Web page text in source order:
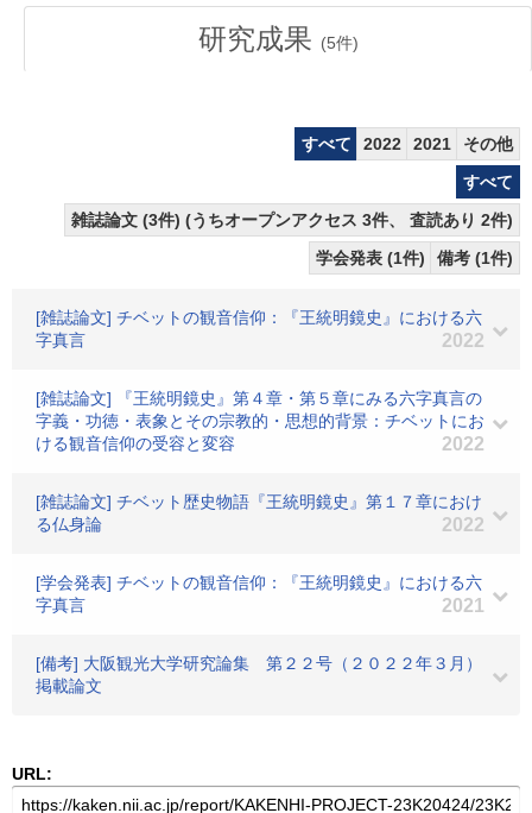
研究成果 (5件)
すべて 2022 2021
その他
すべて
雑誌論文 (3件) (うちオープンアクセス 3件、 査読あり 2件)
学会発表 (1件)
備考 (1件)
[雑誌論文] チベットの観音信仰：『王統明鏡史』における六
字真言
2022
[雑誌論文] 『王統明鏡史』第４章・第５章にみる六字真言の
字義・功徳・表象とその宗教的・思想的背景：チベットにお
ける観音信仰の受容と変容
2022
[雑誌論文] チベット歴史物語『王統明鏡史』第１７章におけ
る仏身論
2022
[学会発表] チベットの観音信仰：『王統明鏡史』における六
字真言
2021
[備考] 大阪観光大学研究論集 第２２号（２０２２年３月）
掲載論文
URL: